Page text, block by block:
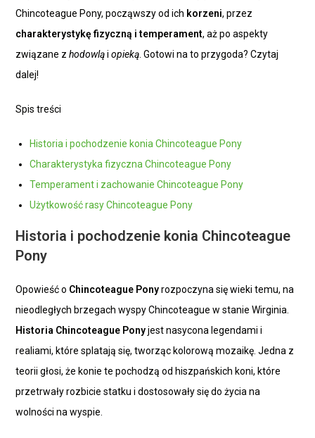
Chincoteague Pony, począwszy od ich korzeni, przez
charakterystykę fizyczną i temperament, aż po aspekty
związane zhodowląiopieką. Gotowi na to przygoda? Czytaj
dalej!
Spis treści
Historia i pochodzenie konia Chincoteague Pony
Charakterystyka fizyczna Chincoteague Pony
Temperament i zachowanie Chincoteague Pony
Użytkowość rasy Chincoteague Pony
Historia i pochodzenie konia Chincoteague
Pony
Opowieść o Chincoteague Ponyrozpoczyna się wieki temu, na
nieodległych brzegach wyspy Chincoteague w stanie Wirginia.
Historia Chincoteague Ponyjest nasycona legendami i
realiami, które splatają się, tworząc kolorową mozaikę. Jedna z
teorii głosi, że konie te pochodzą od hiszpańskich koni, które
przetrwały rozbicie statku i dostosowały się do życia na
wolności na wyspie.